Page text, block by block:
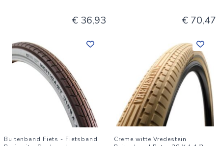
€ 36,93 € 70,47
Buitenband Fiets - Fietsband
Creme witte Vredestein